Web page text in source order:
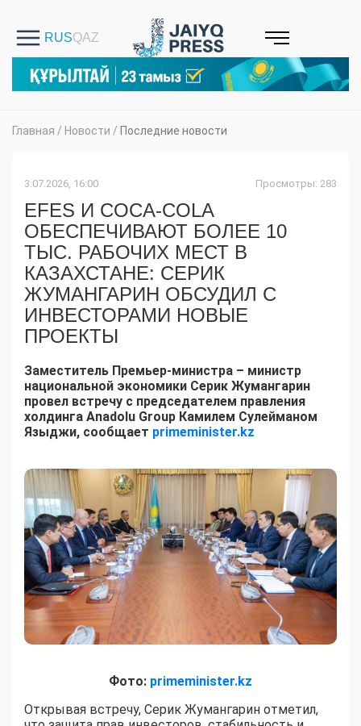
Главная / Новости / Последние новости
3.07.2026, 16:00 Просмотры: 283
EFES И COCA-COLA
ОБЕСПЕЧИВАЮТ БОЛЕЕ 10
ТЫС. РАБОЧИХ МЕСТ В
КАЗАХСТАНЕ: СЕРИК
ЖУМАНГАРИН ОБСУДИЛ С
ИНВЕСТОРАМИ НОВЫЕ
ПРОЕКТЫ
Заместитель Премьер-министра – министр
национальной экономики Серик Жумангарин
провел встречу с председателем правления
холдинга Anadolu Group Камилем Сулейманом
Языджи, сообщает primeminister.kz
Фото: primeminister.kz
Открывая встречу, Серик Жумангарин отметил,